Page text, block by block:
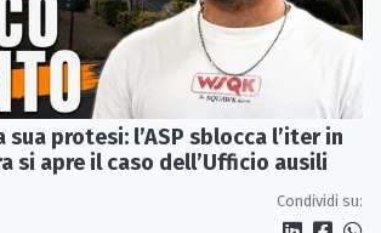
sua protesi: l’ASP sblocca l’iter in
si apre il caso dell’Ufficio ausili
Condividi su: